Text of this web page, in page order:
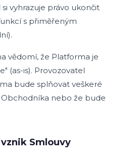
vyhrazuje právo ukončit
s přiměřeným
vědomí, že Platforma je
(as-is). Provozovatel
bude splňovat veškeré
nebo že bude
Smlouvy